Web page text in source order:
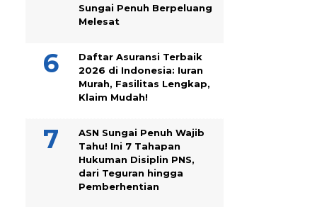
Sungai Penuh Berpeluang
Melesat
Daftar Asuransi Terbaik
2026 di Indonesia: Iuran
Murah, Fasilitas Lengkap,
Klaim Mudah!
ASN Sungai Penuh Wajib
Tahu! Ini 7 Tahapan
Hukuman Disiplin PNS,
dari Teguran hingga
Pemberhentian